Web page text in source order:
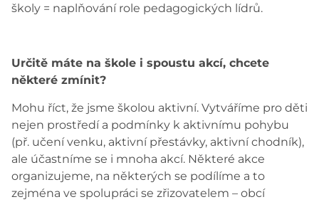
školy = naplňování role pedagogických lídrů.
Určitě máte na škole i spoustu akcí, chcete
některé zmínit?
Mohu říct, že jsme školou aktivní. Vytváříme pro děti
nejen prostředí a podmínky k aktivnímu pohybu
(př. učení venku, aktivní přestávky, aktivní chodník),
ale účastníme se i mnoha akcí. Některé akce
organizujeme, na některých se podílíme a to
zejména ve spolupráci se zřizovatelem – obcí